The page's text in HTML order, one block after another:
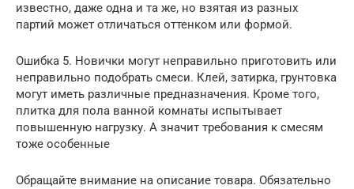
известно, даже одна и та же, но взятая из разных
партий может отличаться оттенком или формой.
Ошибка 5. Новички могут неправильно приготовить или
неправильно подобрать смеси. Клей, затирка, грунтовка
могут иметь различные предназначения. Кроме того,
плитка для пола ванной комнаты испытывает
повышенную нагрузку. А значит требования к смесям
тоже особенные
Обращайте внимание на описание товара. Обязательно